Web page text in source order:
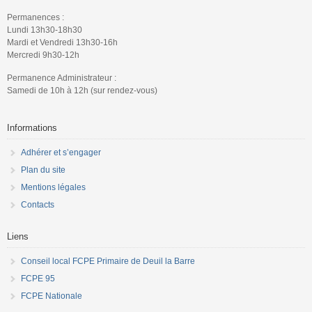
Permanences :
Lundi 13h30-18h30
Mardi et Vendredi 13h30-16h
Mercredi 9h30-12h
Permanence Administrateur :
Samedi de 10h à 12h (sur rendez-vous)
Informations
Adhérer et s’engager
Plan du site
Mentions légales
Contacts
Liens
Conseil local FCPE Primaire de Deuil la Barre
FCPE 95
FCPE Nationale